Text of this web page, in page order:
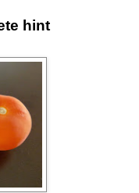
hint